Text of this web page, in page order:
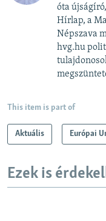
óta
Hírlap, a
Népszava
hvg.hu
This item is part of
Aktuális Európai
Ezek is